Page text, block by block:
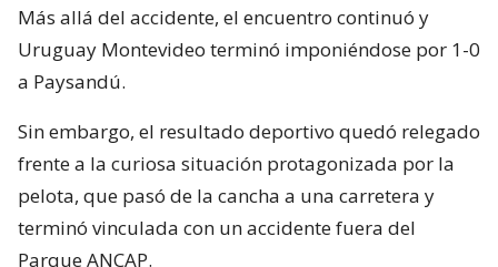
Más allá del accidente, el encuentro continuó y
Uruguay Montevideo terminó imponiéndose por 1-0
a Paysandú.
Sin embargo, el resultado deportivo quedó relegado
frente a la curiosa situación protagonizada por la
pelota, que pasó de la cancha a una carretera y
terminó vinculada con un accidente fuera del
Parque ANCAP.